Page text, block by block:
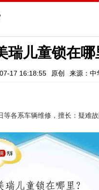
瑞儿童锁在哪
17 16:18:55 原创 来源：中